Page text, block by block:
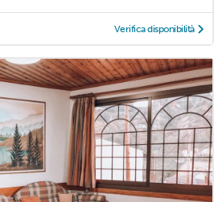
Verifica disponibilità